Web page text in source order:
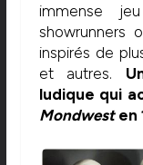
immense
showrunners
inspirés de
et autres.
ludique qui
Mondwesten